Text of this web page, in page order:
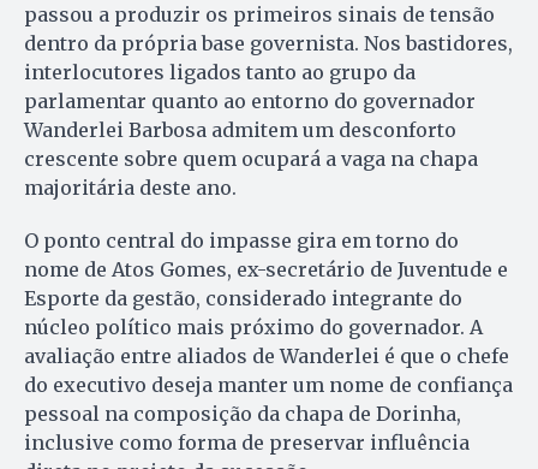
passou a produzir os primeiros sinais de tensão
dentro da própria base governista. Nos bastidores,
interlocutores ligados tanto ao grupo da
parlamentar quanto ao entorno do governador
Wanderlei Barbosa admitem um desconforto
crescente sobre quem ocupará a vaga na chapa
majoritária deste ano.
O ponto central do impasse gira em torno do
nome de Atos Gomes, ex-secretário de Juventude e
Esporte da gestão, considerado integrante do
núcleo político mais próximo do governador. A
avaliação entre aliados de Wanderlei é que o chefe
do executivo deseja manter um nome de confiança
pessoal na composição da chapa de Dorinha,
inclusive como forma de preservar influência